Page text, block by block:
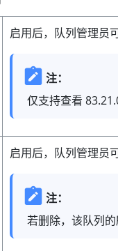
启用后，队列管理员
注：
仅支持查看
启用后，队列管理员
注：
若删除，该队列